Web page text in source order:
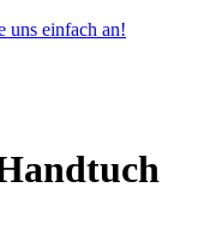
uns einfach an!